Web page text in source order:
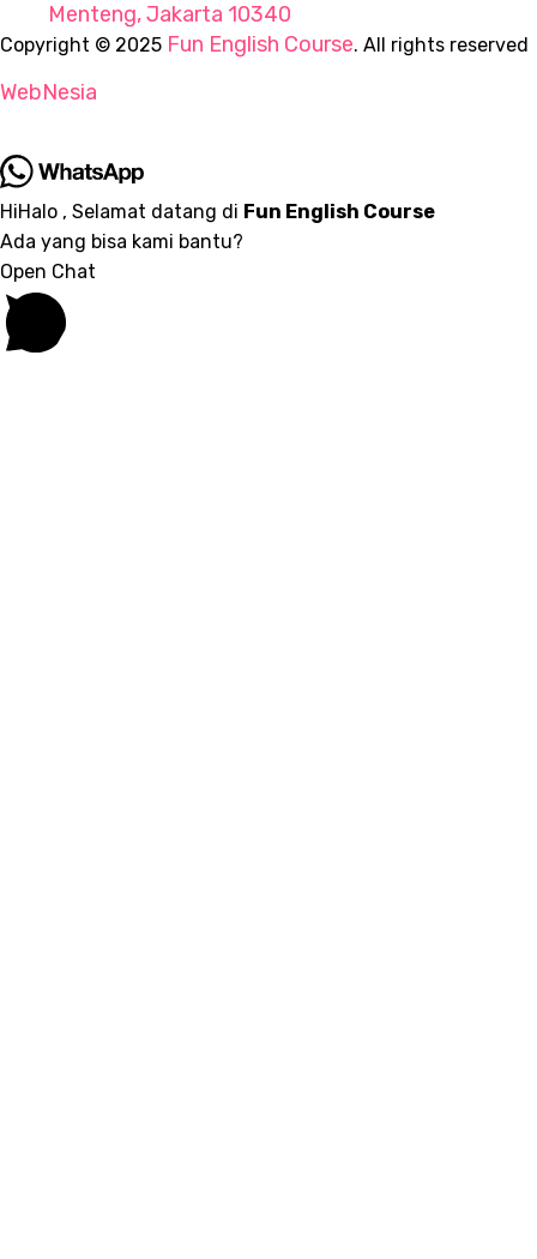
Menteng, Jakarta 10340
Copyright © 2025 Fun English Course. All rights reserved
WebNesia
HiHalo , Selamat datang di Fun English Course
Ada yang bisa kami bantu?
Open Chat